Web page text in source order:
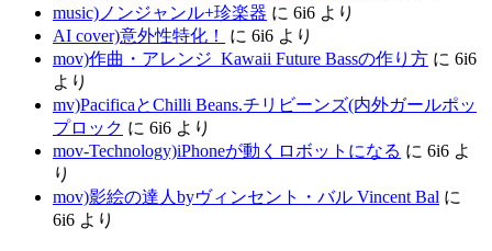
music)ノンジャンル+珍楽器 に 6i6 より
AI cover)意外性特化！
に 6i6 より
mov)作曲・アレンジ_Kawaii Future Bassの作り方 に 6i6
より
mv)PacificaとChilli Beans.チリビーンズ(内外ガールポッ
プロック に 6i6 より
mov-Technology)iPhoneが動くロボットになる に 6i6 よ
り
mov)影絵の達人byヴィンセント・バル Vincent Bal に
6i6 より